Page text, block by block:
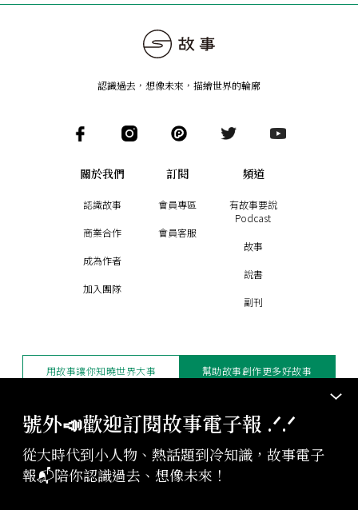
號外📣歡迎訂閱故事電子報 .ᐟ‪‪.ᐟ
從大時代到小人物、熱話題到冷知識，故事電子
報📬陪你認識過去、想像未來！
認識過去，想像未來 ， 描繪世界的輪廓
關於我們
認識故事
商業合作
成為作者
加入團隊
訂閱
會員專區
會員客服
頻道
有故事要說
Podcast
故事
說書
副刊
版權聲明與轉載規範
授權與合作：contact@storystudio.tw
用故事讓你知曉世界大事 幫助故事創作更多好故事